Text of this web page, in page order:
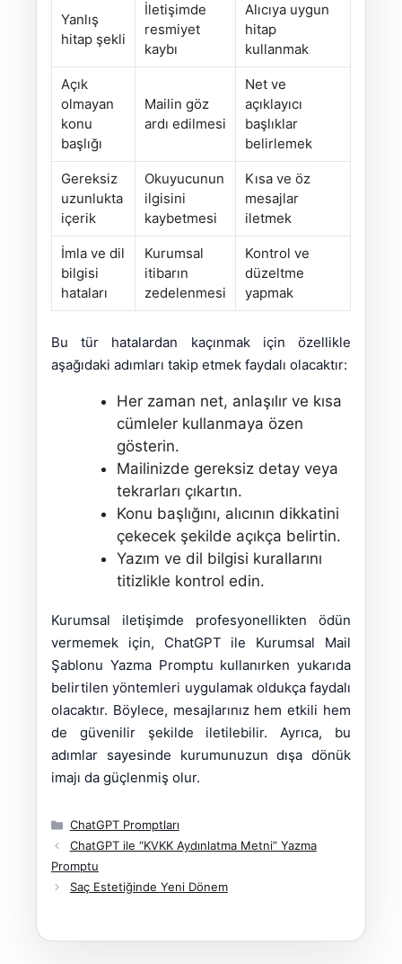
Yanlış
hitap şekli
İletişimde
resmiyet
kaybı
Alıcıya uygun
hitap
kullanmak
Açık
olmayan
konu
başlığı
Mailin göz
ardı edilmesi
Net ve
açıklayıcı
başlıklar
belirlemek
Gereksiz
uzunlukta
içerik
Okuyucunun
ilgisini
kaybetmesi
Kısa ve öz
mesajlar
iletmek
İmla ve dil
bilgisi
hataları
Kurumsal
itibarın
zedelenmesi
Kontrol ve
düzeltme
yapmak
Bu tür hatalardan kaçınmak için özellikle
aşağıdaki adımları takip etmek faydalı olacaktır:
Her zaman net, anlaşılır ve kısa
cümleler kullanmaya özen
gösterin.
Mailinizde gereksiz detay veya
tekrarları çıkartın.
Konu başlığını, alıcının dikkatini
çekecek şekilde açıkça belirtin.
Yazım ve dil bilgisi kurallarını
titizlikle kontrol edin.
Kurumsal iletişimde profesyonellikten ödün
vermemek için, ChatGPT ile Kurumsal Mail
Şablonu Yazma Promptu kullanırken yukarıda
belirtilen yöntemleri uygulamak oldukça faydalı
olacaktır. Böylece, mesajlarınız hem etkili hem
de güvenilir şekilde iletilebilir. Ayrıca, bu
adımlar sayesinde kurumunuzun dışa dönük
imajı da güçlenmiş olur.
Kategoriler
ChatGPT Promptları
ChatGPT ile “KVKK Aydınlatma Metni” Yazma
Promptu
Saç Estetiğinde Yeni Dönem